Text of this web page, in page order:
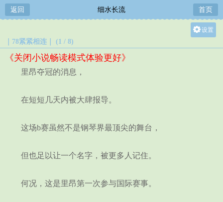
返回 细水长流 首页
设置
｜78紧紧相连｜ (1 / 8)
《关闭小说畅读模式体验更好》
里昂夺冠的消息，
在短短几天内被大肆报导。
这场b赛虽然不是钢琴界最顶尖的舞台，
但也足以让一个名字，被更多人记住。
何况，这是里昂第一次参与国际赛事。